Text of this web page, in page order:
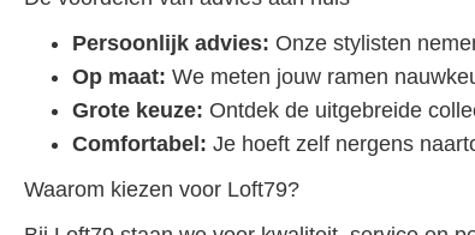
Persoonlijk advies: Onze stylisten
Op maat: We meten jouw ramen
Grote keuze: Ontdek de uitgebreide
Comfortabel: Je hoeft zelf nergens
Waarom kiezen voor Loft79?